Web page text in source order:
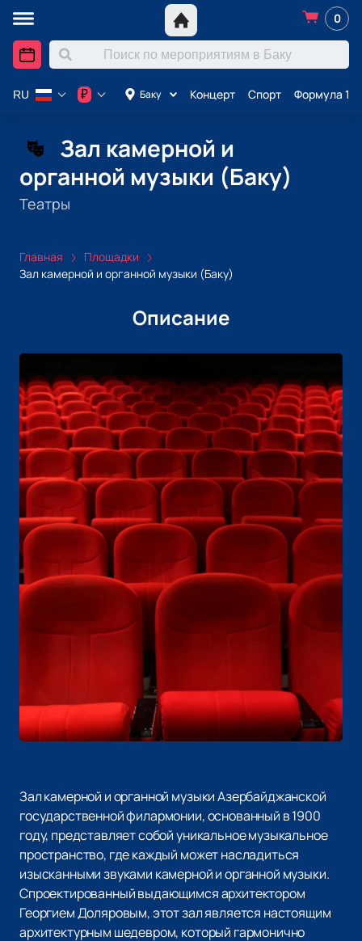
0
Баку Концерт Спорт Формула 1
RU ₽
Зал камерной и
органной музыки (Баку)
Театры
Главная
Площадки
Зал камерной и органной музыки (Баку)
Описание
Зал камерной и органной музыки Азербайджанской
государственной филармонии, основанный в 1900
году, представляет собой уникальное музыкальное
пространство, где каждый может насладиться
изысканными звуками камерной и органной музыки.
Спроектированный выдающимся архитектором
Георгием Доляровым, этот зал является настоящим
архитектурным шедевром, который гармонично